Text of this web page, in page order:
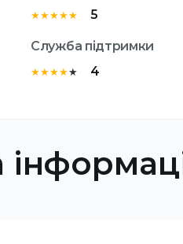
★
★
★
★
★ 5
Служба підтримки
★
★
★
★
★ 4